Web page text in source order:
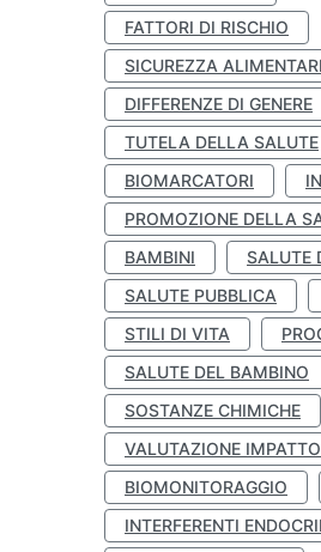
FATTORI DI RISCHIO
SICUREZZA
DIFFERENZE DI GENERE
TUTELA DELLA SALUTE
BIOMARCATORI
PROMOZIONE DELLA
BAMBINI
SALUTE
SALUTE PUBBLICA
STILI DI VITA
SALUTE DEL BAMBINO
SOSTANZE CHIMICHE
VALUTAZIONE
BIOMONITORAGGIO
INTERFERENTI